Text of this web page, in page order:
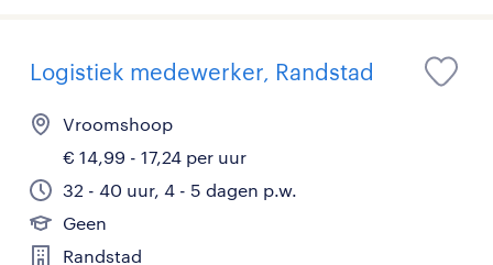
Logistiek medewerker, Randstad
Vroomshoop
€ 14,99 - 17,24 per uur
32 - 40 uur, 4 - 5 dagen p.w.
Geen
Randstad